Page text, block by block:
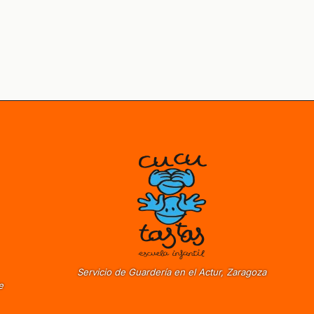
Servicio de Guardería en el Actur, Zaragoza